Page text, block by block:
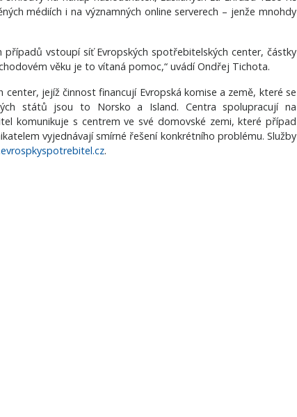
médiích i na významných online serverech – jenže mnohdy
vstoupí síť Evropských spotřebitelských center, částky
věku je to vítaná pomoc,“ uvádí Ondřej Tichota.
jejíž činnost financují Evropská komise a země, které se
států jsou to Norsko a Island. Centra spolupracují na
komunikuje s centrem ve své domovské zemi, které případ
vyjednávají smírné řešení konkrétního problému. Služby
.